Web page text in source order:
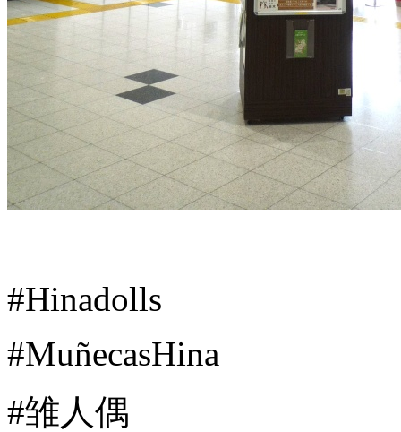
#Hinadolls
#MuñecasHina
#雏人偶